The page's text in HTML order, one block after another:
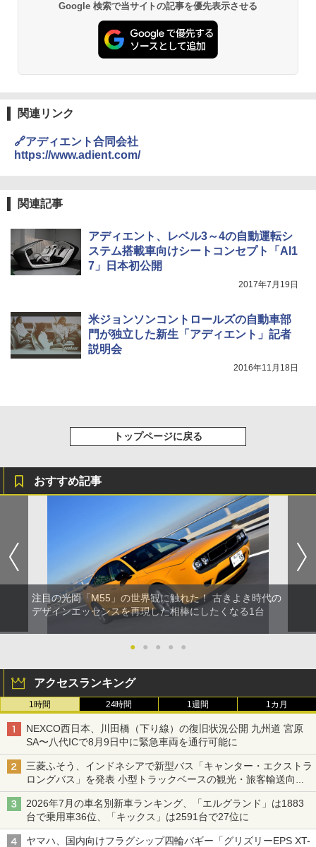
Google 検索で当サイトの記事を優先表示させる
関連リンク
🔗アディエント合同会社
https://www.adient.com/
関連記事
アディエント、レベル3～4の自動運転シ
ステム搭載車向けシートコンセプト「AI1
7」日本初公開
2017年7月19日
米ジョンソンコントロールズの自動車部
門が独立した新生「アディエント」記者
説明会
2016年11月18日
トップページに戻る
おすすめ記事
注目の光岡「M55」の世界観に触れた！ 古きよき時代の
デザインエッセンスを再現した相棒にしたくなる1台
● ● ● ● ●
アクセスランキング
1時間 24時間 1週間 1カ月
NEXCO西日本、川田橋（下り線）の復旧状況公開 九州道 宮原
SA〜八代ICで8月9日中に緊急車両を通行可能に
三菱ふそう、インドネシアで新型バス「キャンター・エクストラ
ロングバス」を発表 小型トラックベースの観光・旅客輸送向け
バス
2026年7月の車名別新車ランキング、「エルグランド」は1883
台で乗用車36位、「キックス」は2591台で27位に
ヤマハ、国内向けフラグシップ四輪バギー「グリズリーEPS XT-